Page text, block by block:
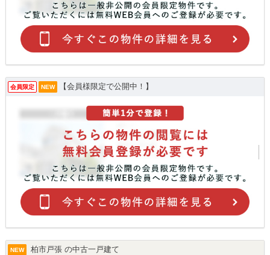
会員限定 NEW 【会員様限定で公開中！】
NEW 柏市戸張 の中古一戸建て